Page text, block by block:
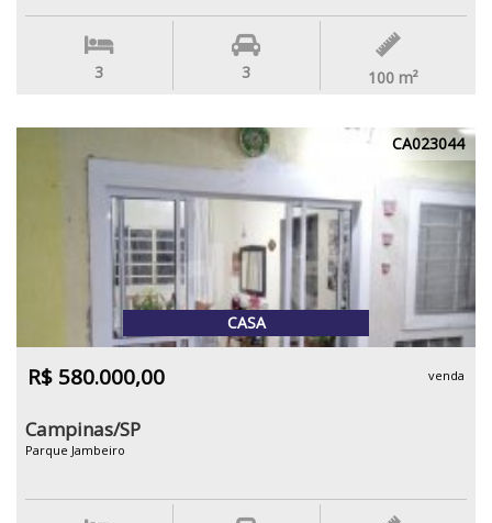
3 3 100 m²
CA023044
CASA
R$ 580.000,00 venda
Campinas/SP
Parque Jambeiro